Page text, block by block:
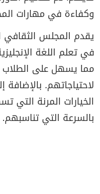
وكفاءة في مهارات
يقدم المجلس الثقافي
في تعلم اللغة
مما يسهل على الطلاب
الخيارات المرنة التي
بالسرعة التي تناسبهم.